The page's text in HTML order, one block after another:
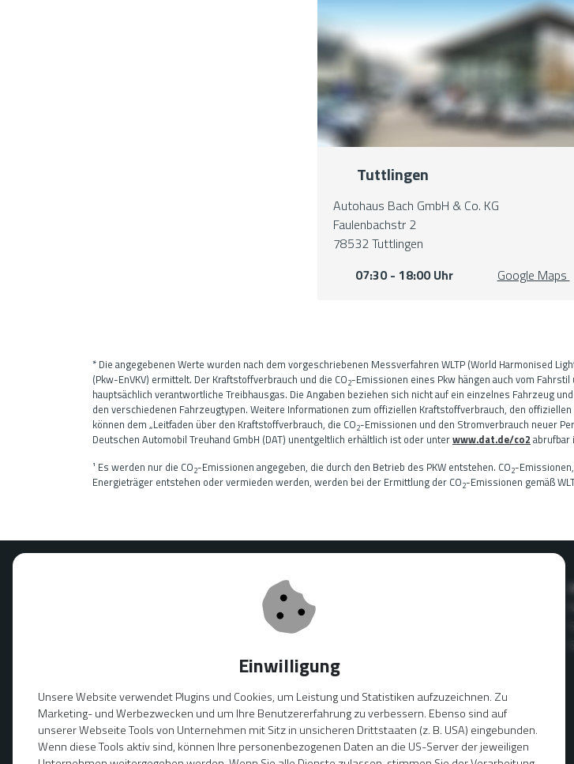
Tuttlingen
Autohaus Bach GmbH & Co. KG
Faulenbachstr 2
78532 Tuttlingen
07:30 - 18:00 Uhr Google Maps
* Die angegebenen Werte wurden nach dem vorgeschriebenen Messverfahren WLTP (World Harmonised
(Pkw-EnVKV) ermittelt. Der Kraftstoffverbrauch und die CO2-Emissionen eines Pkw hängen auch vom
hauptsächlich verantwortliche Treibhausgas. Die Angaben beziehen sich nicht auf ein einzelnes Fahrzeug
den verschiedenen Fahrzeugtypen. Weitere Informationen zum offiziellen Kraftstoffverbrauch, den offiziellen
können dem „Leitfaden über den Kraftstoffverbrauch, die CO2-Emissionen und den Stromverbrauch neuer
Deutschen Automobil Treuhand GmbH (DAT) unentgeltlich erhältlich ist oder unterwww.dat.de/co2 abrufbar
¹ Es werden nur die CO2-Emissionen angegeben, die durch den Betrieb des PKW entstehen. CO2-
Energieträger entstehen oder vermieden werden, werden bei der Ermittlung der CO2-Emissionen gemäß
Verkauf
Mo.-Fr. 08:00 - 18:00 Uhr
Samstag 09:00 - 13:00 Uhr
Einwilligung
Unsere Website verwendet Plugins und Cookies, um Leistung und Statistiken aufzuzeichnen. Zu
Marketing- und Werbezwecken und um Ihre Benutzererfahrung zu verbessern. Ebenso sind auf
unserer Webseite Tools von Unternehmen mit Sitz in unsicheren Drittstaaten (z. B. USA) eingebunden.
Wenn diese Tools aktiv sind, können Ihre personenbezogenen Daten an die US-Server der jeweiligen